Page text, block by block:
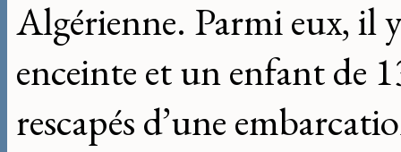
Algérienne. Parmi eux, il
enceinte et un enfant de
rescapés d’une